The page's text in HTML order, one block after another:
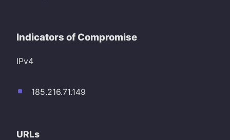
Indicators of Compromise
IPv4
185.216.71.149
URLs